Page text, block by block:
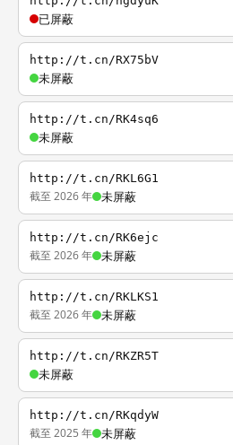
已屏蔽
http://t.cn/RX75bV
未屏蔽
http://t.cn/RK4sq6
未屏蔽
http://t.cn/RKL6G1
截至 2026 年 未屏蔽
http://t.cn/RK6ejc
截至 2026 年 未屏蔽
http://t.cn/RKLKS1
截至 2026 年 未屏蔽
http://t.cn/RKZR5T
未屏蔽
http://t.cn/RKqdyW
截至 2025 年 未屏蔽